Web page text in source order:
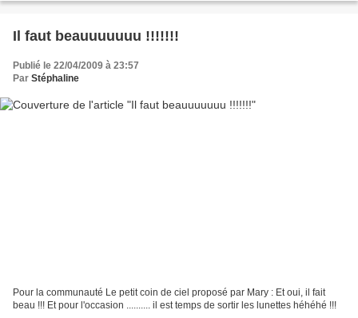
Il faut beauuuuuuu !!!!!!!
Publié le 22/04/2009 à 23:57
Par Stéphaline
Pour la communauté Le petit coin de ciel proposé par Mary : Et oui, il fait
beau !!! Et pour l'occasion .......... il est temps de sortir les lunettes héhéhé !!!